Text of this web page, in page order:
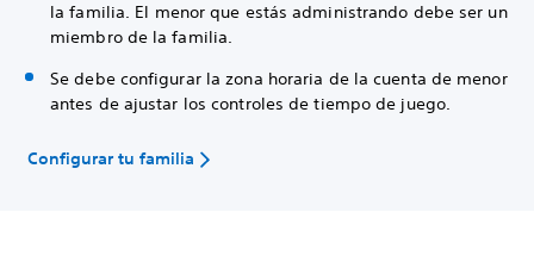
la familia. El menor que estás administrando debe ser un
miembro de la familia.
Se debe configurar la zona horaria de la cuenta de menor
antes de ajustar los controles de tiempo de juego.
Configurar tu familia